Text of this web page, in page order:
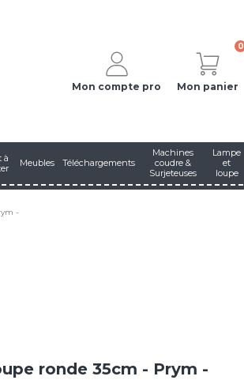
Mon compte pro
0
Mon panier
à
Meubles Téléchargements
Machines
coudre &
Surjeteuses
Lampe
et
loupe
-
ronde 35cm - Prym -